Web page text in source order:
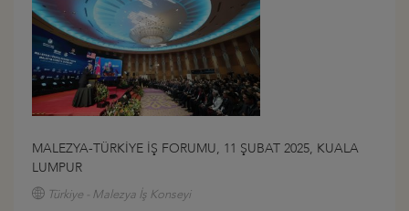
MALEZYA-TÜRKİYE İŞ FORUMU, 11 ŞUBAT 2025, KUALA
LUMPUR
Türkiye - Malezya İş Konseyi